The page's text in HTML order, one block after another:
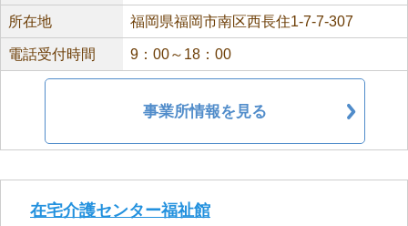
所在地 福岡県福岡市南区西長住1-7-7-307
電話受付時間 9：00～18：00
事業所情報を見る
在宅介護センター福祉館